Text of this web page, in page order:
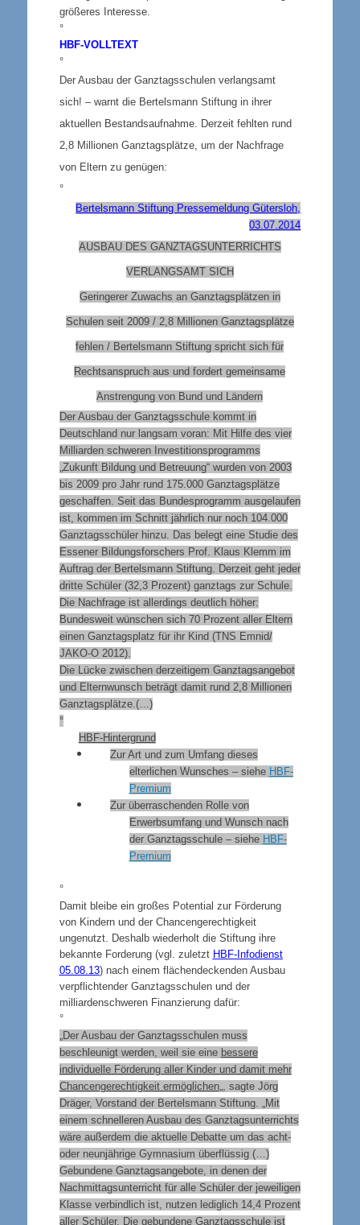
größeres Interesse.
°
HBF-VOLLTEXT
°
Der Ausbau der Ganztagsschulen verlangsamt
sich! – warnt die Bertelsmann Stiftung in ihrer
aktuellen Bestandsaufnahme. Derzeit fehlten rund
2,8 Millionen Ganztagsplätze, um der Nachfrage
von Eltern zu genügen:
°
Bertelsmann Stiftung Pressemeldung Gütersloh,
03.07.2014
AUSBAU DES GANZTAGSUNTERRICHTS
VERLANGSAMT SICH
Geringerer Zuwachs an Ganztagsplätzen in
Schulen seit 2009 / 2,8 Millionen Ganztagsplätze
fehlen / Bertelsmann Stiftung spricht sich für
Rechtsanspruch aus und fordert gemeinsame
Anstrengung von Bund und Ländern
Der Ausbau der Ganztagsschule kommt in
Deutschland nur langsam voran: Mit Hilfe des vier
Milliarden schweren Investitionsprogramms
„Zukunft Bildung und Betreuung“ wurden von 2003
bis 2009 pro Jahr rund 175.000 Ganztagsplätze
geschaffen. Seit das Bundesprogramm ausgelaufen
ist, kommen im Schnitt jährlich nur noch 104.000
Ganztagsschüler hinzu. Das belegt eine Studie des
Essener Bildungsforschers Prof. Klaus Klemm im
Auftrag der Bertelsmann Stiftung. Derzeit geht jeder
dritte Schüler (32,3 Prozent) ganztags zur Schule.
Die Nachfrage ist allerdings deutlich höher:
Bundesweit wünschen sich 70 Prozent aller Eltern
einen Ganztagsplatz für ihr Kind (TNS Emnid/
JAKO-O 2012).
Die Lücke zwischen derzeitigem Ganztagsangebot
und Elternwunsch beträgt damit rund 2,8 Millionen
Ganztagsplätze.(…)
°
HBF-Hintergrund
Zur Art und zum Umfang dieses
elterlichen Wunsches – siehe HBF-
Premium
Zur überraschenden Rolle von
Erwerbsumfang und Wunsch nach
der Ganztagsschule –siehe HBF-
Premium
°
Damit bleibe ein großes Potential zur Förderung
von Kindern und der Chancengerechtigkeit
ungenutzt. Deshalb wiederholt die Stiftung ihre
bekannte Forderung (vgl. zuletzt HBF-Infodienst
05.08.13) nach einem flächendeckenden Ausbau
verpflichtender Ganztagsschulen und der
milliardenschweren Finanzierung dafür:
°
„Der Ausbau der Ganztagsschulen muss
beschleunigt werden, weil sie eine bessere
individuelle Förderung aller Kinder und damit mehr
Chancengerechtigkeit ermöglichen„, sagte Jörg
Dräger, Vorstand der Bertelsmann Stiftung. „Mit
einem schnelleren Ausbau des Ganztagsunterrichts
wäre außerdem die aktuelle Debatte um das acht-
oder neunjährige Gymnasium überflüssig (…)
Gebundene Ganztagsangebote, in denen der
Nachmittagsunterricht für alle Schüler der jeweiligen
Klasse verbindlich ist, nutzen lediglich 14,4 Prozent
aller Schüler. Die gebundene Ganztagsschuleist